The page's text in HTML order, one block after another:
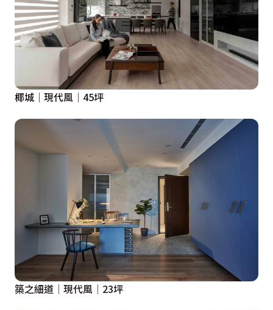
椰城│現代風│45坪
築之細道│現代風│23坪